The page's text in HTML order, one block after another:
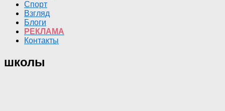
Спорт
Взгляд
Блоги
РЕКЛАМА
Контакты
школы